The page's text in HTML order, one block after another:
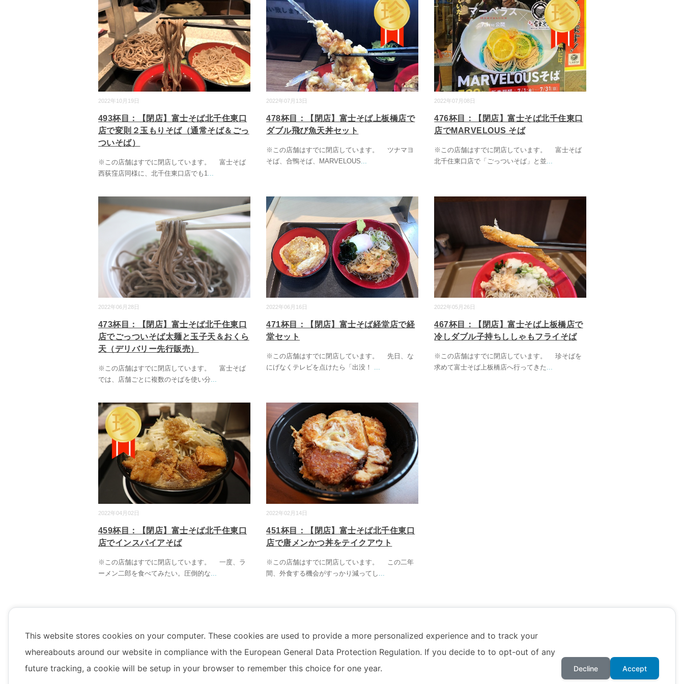
2022年10月19日
493杯目：【閉店】富士そば北千住東口
店で変則２玉もりそば（通常そば＆ごっ
ついそば）
※この店舗はすでに閉店しています。 富士そば
西荻窪店同様に、北千住東口店でも1...
2022年07月13日
478杯目：【閉店】富士そば上板橋店で
ダブル飛び魚天丼セット
※この店舗はすでに閉店しています。 ツナマヨ
そば、合鴨そば、MARVELOUS...
2022年07月08日
476杯目：【閉店】富士そば北千住東口
店でMARVELOUS そば
※この店舗はすでに閉店しています。 富士そば
北千住東口店で「ごっついそば」と並
2022年06月28日
473杯目：【閉店】富士そば北千住東口
店でごっついそば太麺と玉子天＆おくら
天（デリバリー先行販売）
※この店舗はすでに閉店しています。 富士そば
では、店舗ごとに複数のそばを使い分...
2022年06月16日
471杯目：【閉店】富士そば経堂店で経
堂セット
※この店舗はすでに閉店しています。 先日、な
にげなくテレビを点けたら「出没！ ...
2022年05月26日
467杯目：【閉店】富士そば上板橋店で
冷しダブル子持ちししゃもフライそば
※この店舗はすでに閉店しています。 珍そばを
求めて富士そば上板橋店へ行ってきた...
2022年04月02日
459杯目：【閉店】富士そば北千住東口
店でインスパイアそば
※この店舗はすでに閉店しています。 一度、ラ
ーメン二郎を食べてみたい。圧倒的な...
2022年02月14日
451杯目：【閉店】富士そば北千住東口
店で唐メンかつ丼をテイクアウト
※この店舗はすでに閉店しています。 この二年
間、外食する機会がすっかり減ってし ...
1 2 … 4 »
This website stores cookies on your computer. These cookies are used to provide a more personalized experience and to track your
whereabouts around our website in compliance with the European General Data Protection Regulation. If you decide to to opt-out of any
future tracking, a cookie will be setup in your browser to remember this choice for one year.
Decline Accept